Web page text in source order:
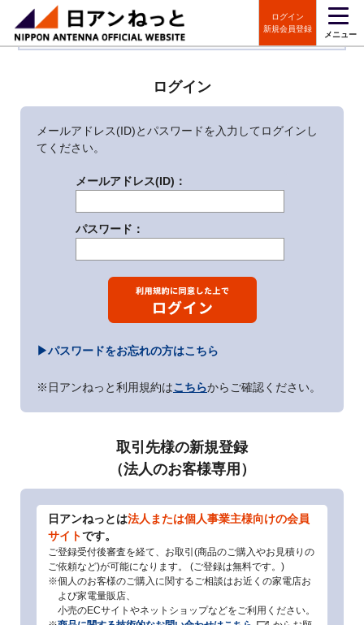
ログイン
新規会員登録
メニュー
【大切なお知らせ】ただいまのご注文につきましては弊社営業時間内に改め
て出荷予定日をご連絡いたします
ログイン
メールアドレス(ID)とパスワードを入力してログインし
てください。
メールアドレス(ID)：
パスワード：
▶パスワードをお忘れの方はこちら
※日アンねっと利用規約はこちらからご確認ください。
取引先様の新規登録
（法人のお客様専用）
日アンねっとは法人または個人事業主様向けの会員
サイトです。
ご登録受付後審査を経て、お取引(商品のご購入やお見積りの
ご依頼など)が可能になります。 (ご登録は無料です。)
※個人のお客様のご購入に関するご相談はお近くの家電店お
よび家電量販店、
小売のECサイトやネットショップなどをご利用ください。